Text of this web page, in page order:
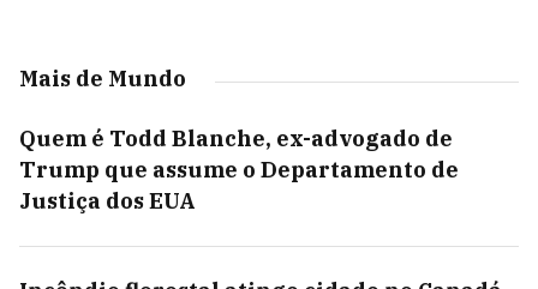
Mais de Mundo
Quem é Todd Blanche, ex-advogado de
Trump que assume o Departamento de
Justiça dos EUA